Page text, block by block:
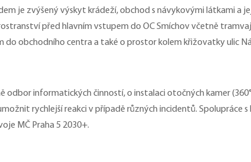
je zvýšený výskyt krádeží, obchod s návykovými látkami a
před hlavním vstupem do OC Smíchov včetně
do obchodního centra a také o prostor kolem křižovatky ulic
odbor informatických činností, o instalaci otočných kamer
rychlejší reakci v případě různých incidentů. Spolupráce
MČ Praha 5 2030+.